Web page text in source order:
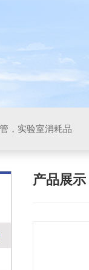
，实验室消耗品
产品展示